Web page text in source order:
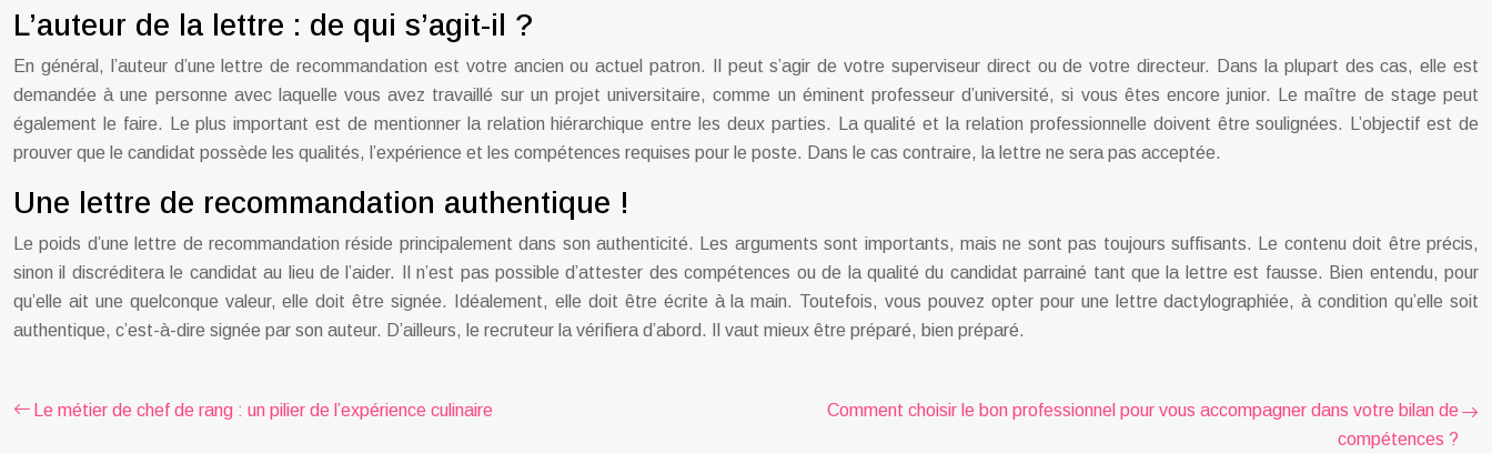
L’auteur de la lettre : de qui s’agit-il ?
En général, l’auteur d’une lettre de recommandation est votre ancien ou actuel patron. Il peut s’agir de votre superviseur direct ou de votre directeur. Dans la plupart des cas, elle est
demandée à une personne avec laquelle vous avez travaillé sur un projet universitaire, comme un éminent professeur d’université, si vous êtes encore junior. Le maître de stage peut
également le faire. Le plus important est de mentionner la relation hiérarchique entre les deux parties. La qualité et la relation professionnelle doivent être soulignées. L’objectif est de
prouver que le candidat possède les qualités, l’expérience et les compétences requises pour le poste. Dans le cas contraire, la lettre ne sera pas acceptée.
Une lettre de recommandation authentique !
Le poids d’une lettre de recommandation réside principalement dans son authenticité. Les arguments sont importants, mais ne sont pas toujours suffisants. Le contenu doit être précis,
sinon il discréditera le candidat au lieu de l’aider. Il n’est pas possible d’attester des compétences ou de la qualité du candidat parrainé tant que la lettre est fausse. Bien entendu, pour
qu’elle ait une quelconque valeur, elle doit être signée. Idéalement, elle doit être écrite à la main. Toutefois, vous pouvez opter pour une lettre dactylographiée, à condition qu’elle soit
authentique, c’est-à-dire signée par son auteur. D’ailleurs, le recruteur la vérifiera d’abord. Il vaut mieux être préparé, bien préparé.
Le métier de chef de rang : un pilier de l’expérience culinaire
Comment choisir le bon professionnel pour vous accompagner dans votre bilan de
compétences ?